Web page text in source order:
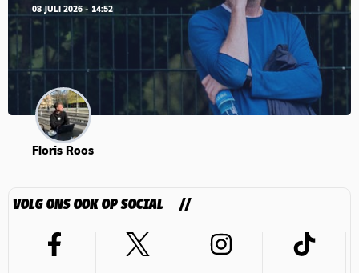
08 JULI 2026 - 14:52
Floris Roos
VOLG ONS OOK OP SOCIAL